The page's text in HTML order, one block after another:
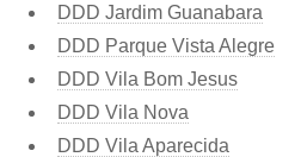
DDD Jardim Guanabara
DDD Parque Vista Alegre
DDD Vila Bom Jesus
DDD Vila Nova
DDD Vila Aparecida